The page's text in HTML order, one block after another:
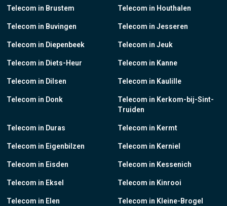
Telecom in Brustem
Telecom in Buvingen
Telecom in Diepenbeek
Telecom in Diets-Heur
Telecom in Dilsen
Telecom in Donk
Telecom in Duras
Telecom in Eigenbilzen
Telecom in Eisden
Telecom in Eksel
Telecom in Elen
Telecom in Houthalen
Telecom in Jesseren
Telecom in Jeuk
Telecom in Kanne
Telecom in Kaulille
Telecom in Kerkom-bij-Sint-
Truiden
Telecom in Kermt
Telecom in Kerniel
Telecom in Kessenich
Telecom in Kinrooi
Telecom in Kleine-Brogel